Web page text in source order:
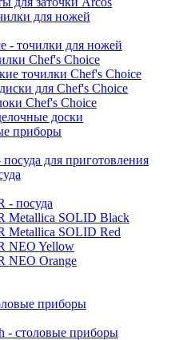
для ножей
- точилки для ножей
Chef's Choice
точилки Chef's Choice
для Chef's Choice
Chef's Choice
доски
приборы
для приготовления
- посуда
Metallica SOLID Black
Metallica SOLID Red
NEO Yellow
NEO Orange
приборы
- столовые приборы